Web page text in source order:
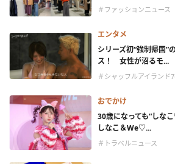
＃ファッションニュース
エンタメ
シリーズ初“強制帰国”
ス！ 女性が沼るモ...
＃シャッフルアイランド
おでかけ
30歳になっても“しな
しなこ＆We♡...
＃トラベルニュース